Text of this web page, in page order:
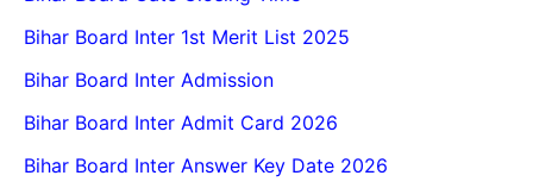
Bihar Board Inter 1st Merit List 2025
Bihar Board Inter Admission
Bihar Board Inter Admit Card 2026
Bihar Board Inter Answer Key Date 2026